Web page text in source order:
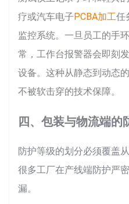
疗或汽车电子PCBA加工任
监控系统。一旦员工的手
常，工作台报警器会即刻
设备。这种从静态到动态
不被软击穿的技术保障。
四、包装与物流端的
防护等级的划分必须覆盖
很多工厂在产线端防护严
漏。